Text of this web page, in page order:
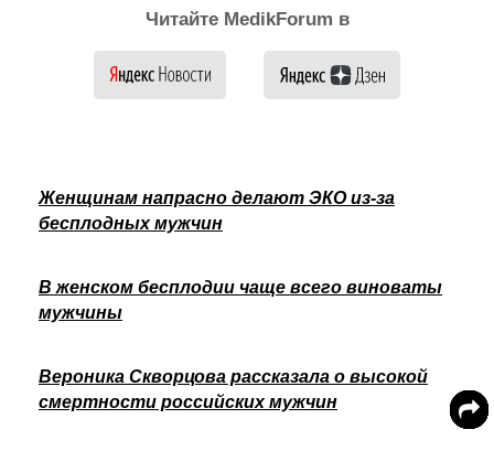
Читайте MedikForum в
Женщинам напрасно делают ЭКО из-за
бесплодных мужчин
В женском бесплодии чаще всего виноваты
мужчины
Вероника Скворцова рассказала о высокой
смертности российских мужчин